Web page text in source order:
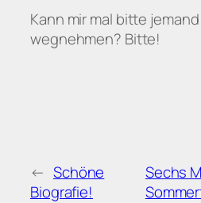
Kann mir mal bitte
wegnehmen? Bitte!
← Schöne
Biografie!
Sechs